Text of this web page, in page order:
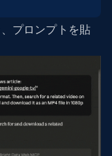
プロンプトを貼